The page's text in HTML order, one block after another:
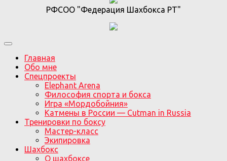
РФСОО "Федерация Шахбокса РТ"
Главная
Обо мне
Спецпроекты
Elephant Arena
Философия спорта и бокса
Игра «Мордобойния»
Катмены в России — Cutman in Russia
Тренировки по боксу
Мастер-класс
Экипировка
Шахбокс
О шахбоксе